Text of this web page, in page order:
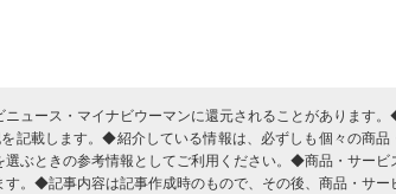
ュース・マイナビウーマンに還元されることがあります
記載します。◆紹介している情報は、必ずしも個々の商品
ぶときの参考情報としてご利用ください。◆商品・サービ
。◆記事内容は記事作成時のもので、その後、商品・サー